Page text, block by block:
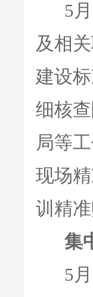
5月
及相
建设
细核
局等
现场
训精
集
5月